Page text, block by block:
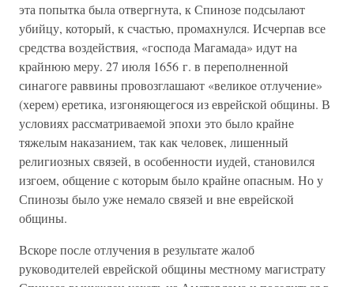
эта попытка была отвергнута, к Спинозе подсылают
убийцу, который, к счастью, промахнулся. Исчерпав все
средства воздействия, «господа Магамада» идут на
крайнюю меру. 27 июля 1656 г. в переполненной
синагоге раввины провозглашают «великое отлучение»
(херем) еретика, изгоняющегося из еврейской общины. В
условиях рассматриваемой эпохи это было крайне
тяжелым наказанием, так как человек, лишенный
религиозных связей, в особенности иудей, становился
изгоем, общение с которым было крайне опасным. Но у
Спинозы было уже немало связей и вне еврейской
общины.
Вскоре после отлучения в результате жалоб
руководителей еврейской общины местному магистрату